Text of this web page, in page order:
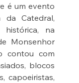
é um evento
da Catedral,
na
Monsenhor
contou com
blocos
capoeiristas,